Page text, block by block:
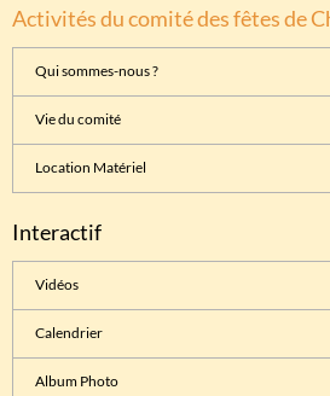
Activités du comité des fêtes de
Qui sommes-nous ?
Vie du comité
Location Matériel
Interactif
Vidéos
Calendrier
Album Photo